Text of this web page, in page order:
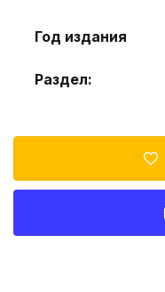
Год издания
Раздел: